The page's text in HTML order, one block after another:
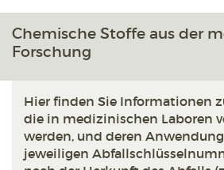
Chemische Stoffe aus der
Forschung
Hier finden Sie Informationen
die in medizinischen Laboren
werden, und deren
jeweiligen